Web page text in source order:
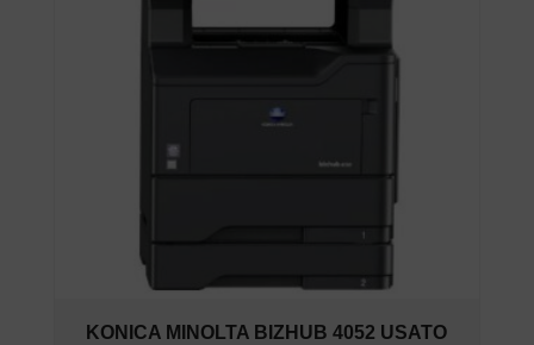
KONICA MINOLTA BIZHUB 4052 USATO